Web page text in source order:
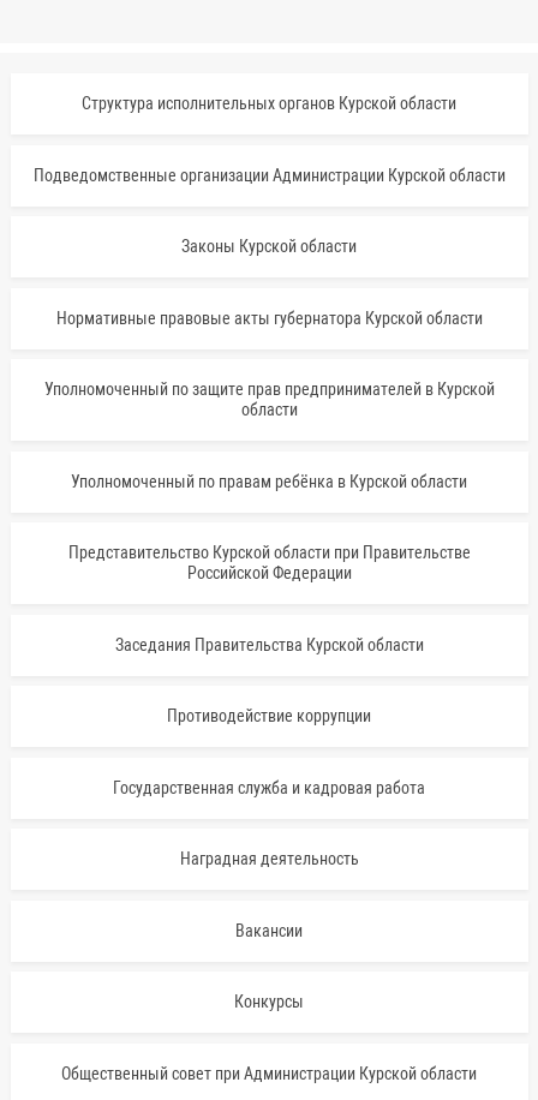
Структура исполнительных органов Курской области
Подведомственные организации Администрации Курской области
Законы Курской области
Нормативные правовые акты губернатора Курской области
Уполномоченный по защите прав предпринимателей в Курской
области
Уполномоченный по правам ребёнка в Курской области
Представительство Курской области при Правительстве
Российской Федерации
Заседания Правительства Курской области
Противодействие коррупции
Государственная служба и кадровая работа
Наградная деятельность
Вакансии
Конкурсы
Общественный совет при Администрации Курской области